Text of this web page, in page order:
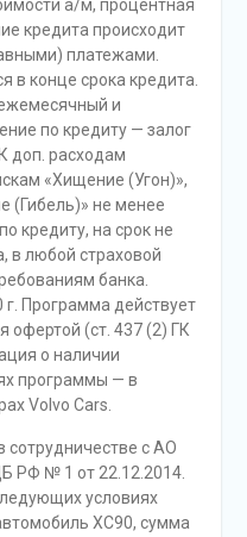
а/м, процентная
кредита происходит
платежами.
в конце срока кредита.
и
по кредиту — залог
доп. расходам
«Хищение (Угон)»,
(Гибель)» не менее
кредиту, на срок не
в любой страховой
банка.
г. Программа действует
офертой (ст. 437 (2) ГК
о наличии
программы — в
Volvo Cars.
сотрудничестве с АО
РФ № 1 от 22.12.2014.
условиях
XC90, сумма